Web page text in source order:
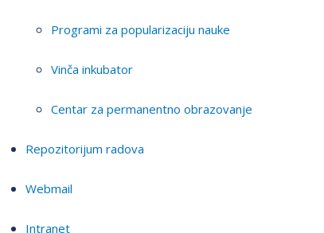
Programi za popularizaciju nauke
Vinča inkubator
Centar za permanentno obrazovanje
Repozitorijum radova
Webmail
Intranet